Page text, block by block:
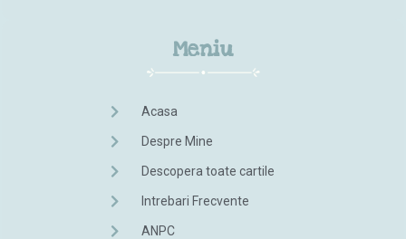
Meniu
Acasa
Despre Mine
Descopera toate cartile
Intrebari Frecvente
ANPC